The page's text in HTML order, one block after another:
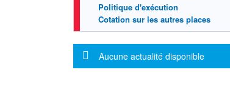
Politique d'exécution
Cotation sur les autres places
Message d'information
Aucune actualité disponible